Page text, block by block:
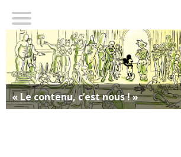
« Le contenu, c’est nous ! »